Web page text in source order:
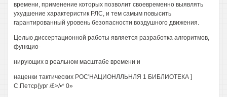
времени, применение которых позволит своевременно выявлять
ухудшение характеристик РЛС, и тем самым повысить
гарантированный уровень безопасности воздушного движения.
Целью диссертационной работы является разработка алгоритмов,
функцио-
нирующих в реальном масштабе времени и
наценки тактических РОС'НАЦИОНЛЛЬНЛЯ 1 БИБЛИОТЕКА ]
С.Петср{ург /£>/•* 0»